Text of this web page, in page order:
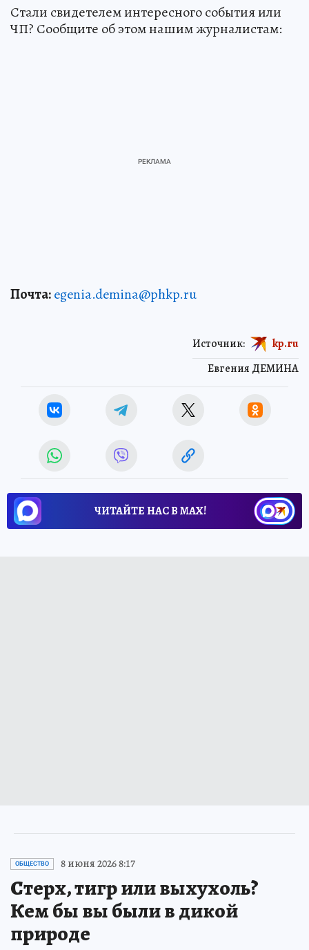
Стали свидетелем интересного события или
ЧП? Сообщите об этом нашим журналистам:
Почта:egenia.demina@phkp.ru
Евгения ДЕМИНА
Источник: kp.ru
ЧИТАЙТЕ НАС В МАХ!
ОБЩЕСТВО 8 июня 2026 8:17
Стерх, тигр или выхухоль?
Кем бы вы были в дикой
природе